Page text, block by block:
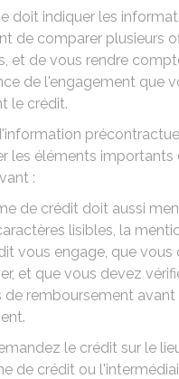
doit indiquer les
de comparer plusieurs
et de vous rendre
de l'engagement que
le crédit.
les éléments importants
:
de crédit doit aussi
lisibles, la
vous engage, que vous
et que vous devez
de remboursement avant
le crédit sur le
de crédit ou